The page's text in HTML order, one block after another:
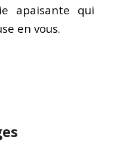
apaisante qui
en vous.